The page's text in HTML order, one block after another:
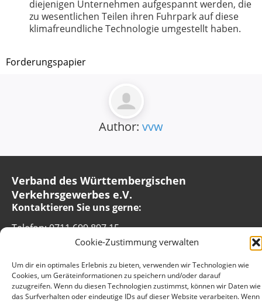
Cookie-Zustimmung verwalten
Um dir ein optimales Erlebnis zu bieten, verwenden wir Technologien wie
Cookies, um Geräteinformationen zu speichern und/oder darauf
zuzugreifen. Wenn du diesen Technologien zustimmst, können wir Daten wie
das Surfverhalten oder eindeutige IDs auf dieser Website verarbeiten. Wenn
diejenigen Unternehmen aufgespannt werden, die
zu wesentlichen Teilen ihren Fuhrpark auf diese
klimafreundliche Technologie umgestellt haben.
Forderungspapier
Author: vvw
Verband des Württembergischen
Verkehrsgewerbes e.V.
Kontaktieren Sie uns gerne:
Telefon: 0711 699 897 15
info@vv-wuerttemberg.de
Geschäftsstelle
Hedelfinger Str. 25
70327 Stuttgart